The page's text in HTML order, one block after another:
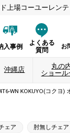
上場コーユーレン
入事例
よくある
質問
お
沖縄店
丸の
ショール
WN KOKUYO(コク
ェア 肘無しチェア